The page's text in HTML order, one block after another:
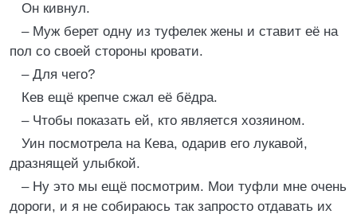
Он кивнул.
– Муж берет одну из туфелек жены и ставит её на
пол со своей стороны кровати.
– Для чего?
Кев ещё крепче сжал её бёдра.
– Чтобы показать ей, кто является хозяином.
Уин посмотрела на Кева, одарив его лукавой,
дразнящей улыбкой.
– Ну это мы ещё посмотрим. Мои туфли мне очень
дороги, и я не собираюсь так запросто отдавать их